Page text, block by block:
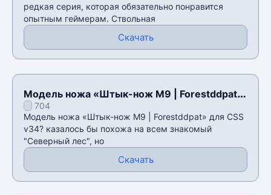
редкая серия, которая обязательно понравится
опытным геймерам. Ствольная
Скачать
Модель ножа «Штык-нож M9 | Forestddpat»
для CSS v34
704
Модель ножа «Штык-нож M9 | Forestddpat» для CSS
v34? казалось бы похожа на всем знакомый
"Северный лес", но
Скачать